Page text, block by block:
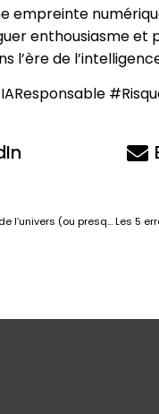
empreinte
enthousiasme
l’ère de
Les nouveaux prophètes de Chat GPT : les maîtres de l’univers (ou presque)